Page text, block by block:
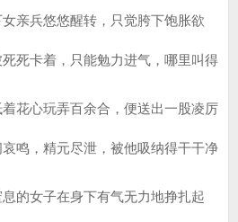
兵悠悠醒转，只觉胯下饱胀欲
死卡着，只能勉力进气，哪里叫得
心玩弄百余合，便送出一股凌厉
鸣，精元尽泄，被他吸纳得干干净
女子在身下有气无力地挣扎起